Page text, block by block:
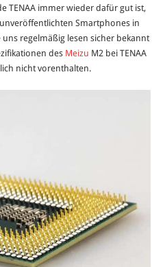
durch
TENAA
TENAA immer wieder dafür gut ist,
Smartphones in
regelmäßig lesen sicher bekannt
des Meizu M2 bei TENAA
nicht vorenthalten.